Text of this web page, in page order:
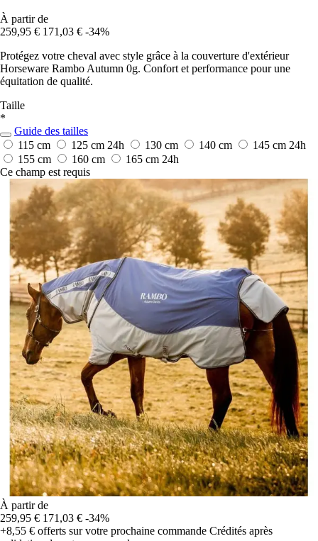
À partir de
259,95 € 171,03 € -34%
Protégez votre cheval avec style grâce à la couverture d'extérieur
Horseware Rambo Autumn 0g. Confort et performance pour une
équitation de qualité.
Taille
*
Guide des tailles
115 cm
125 cm 24h 130 cm 140 cm 145 cm 24h
155 cm
160 cm 165 cm 24h
Ce champ est requis
À partir de
259,95 € 171,03 € -34%
+8,55 € offerts sur votre prochaine commande Crédités après